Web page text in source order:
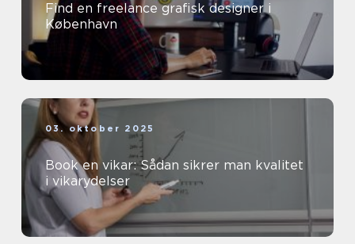
Find en freelance grafisk designer i
København
03. oktober 2025
Book en vikar: Sådan sikrer man kvalitet
i vikarydelser